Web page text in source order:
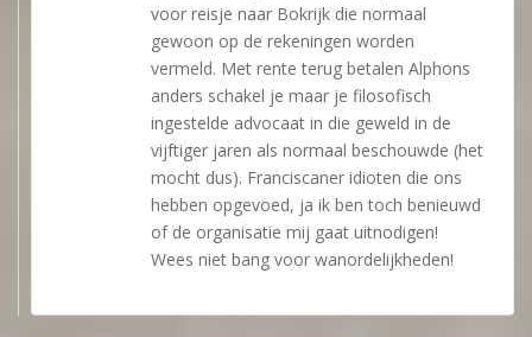
voor reisje naar Bokrijk die normaal
gewoon op de rekeningen worden
vermeld. Met rente terug betalen Alphons
anders schakel je maar je filosofisch
ingestelde advocaat in die geweld in de
vijftiger jaren als normaal beschouwde (het
mocht dus). Franciscaner idioten die ons
hebben opgevoed, ja ik ben toch benieuwd
of de organisatie mij gaat uitnodigen!
Wees niet bang voor wanordelijkheden!